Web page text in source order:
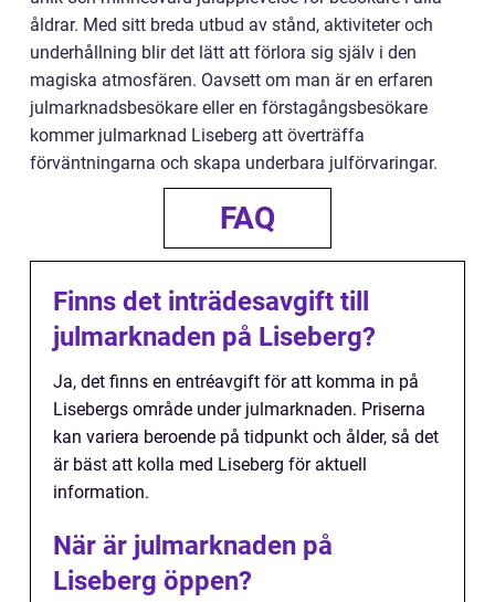
åldrar. Med sitt breda utbud av stånd, aktiviteter och
underhållning blir det lätt att förlora sig själv i den
magiska atmosfären. Oavsett om man är en erfaren
julmarknadsbesökare eller en förstagångsbesökare
kommer julmarknad Liseberg att överträffa
förväntningarna och skapa underbara julförvaringar.
FAQ
Finns det inträdesavgift till
julmarknaden på Liseberg?
Ja, det finns en entréavgift för att komma in på
Lisebergs område under julmarknaden. Priserna
kan variera beroende på tidpunkt och ålder, så det
är bäst att kolla med Liseberg för aktuell
information.
När är julmarknaden på
Liseberg öppen?